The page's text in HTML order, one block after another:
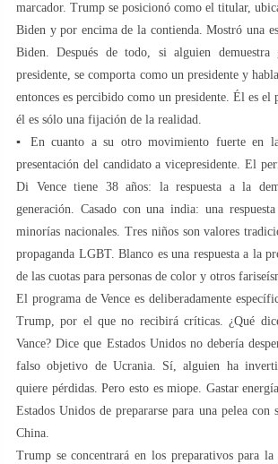
marcador. Trump se posicionó como el titular,
Biden y por encima de la contienda. Mostró una
Biden. Después de todo, si alguien demuestra
presidente, se comporta como un presidente y
entonces es percibido como un presidente. Él es el
él es sólo una fijación de la realidad.
▪️ En cuanto a su otro movimiento fuerte en
presentación del candidato a vicepresidente. El
Di Vence tiene 38 años: la respuesta a la
generación. Casado con una india: una
minorías nacionales. Tres niños son valores
propaganda LGBT. Blanco es una respuesta a la
de las cuotas para personas de color y otros
El programa de Vence es deliberadamente
Trump, por el que no recibirá críticas. ¿Qué
Vance? Dice que Estados Unidos no debería
falso objetivo de Ucrania. Sí, alguien ha
quiere pérdidas. Pero esto es miope. Gastar
Estados Unidos de prepararse para una pelea con
China.
Trump se concentrará en los preparativos para